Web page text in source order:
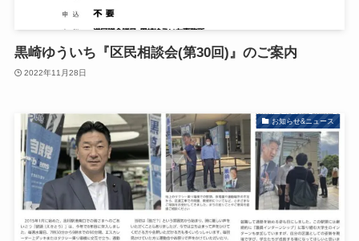
黒崎ゆういち『区民相談会(第30回)』のご案内
2022年11月28日
お知らせ&ニュース